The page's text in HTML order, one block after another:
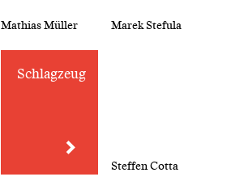
Mathias Müller Marek Stefula
Schlagzeug
Steffen Cotta